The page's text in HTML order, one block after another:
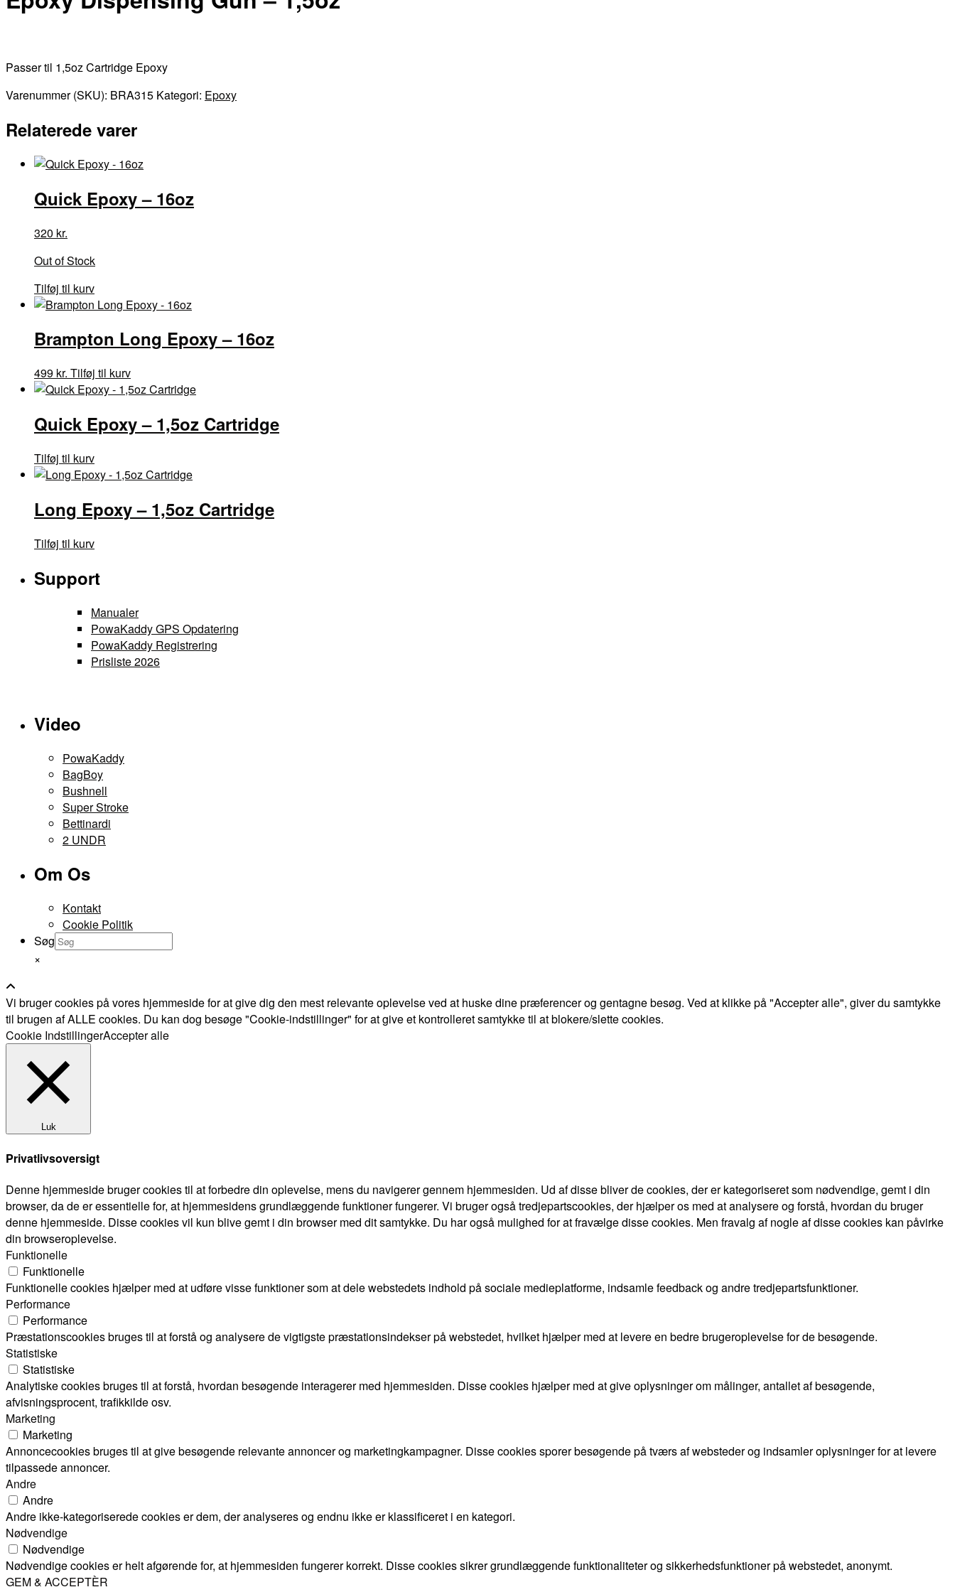
Passer til 1,5oz Cartridge Epoxy
Varenummer (SKU): BRA315 Kategori: Epoxy
Relaterede varer
Quick Epoxy – 16oz
320 kr.
Out of Stock
Tilføj til kurv
Brampton Long Epoxy – 16oz
499 kr. Tilføj til kurv
Quick Epoxy – 1,5oz Cartridge
Tilføj til kurv
Long Epoxy – 1,5oz Cartridge
Tilføj til kurv
Support
Manualer
PowaKaddy GPS Opdatering
PowaKaddy Registrering
Prisliste 2026
Video
PowaKaddy
BagBoy
Bushnell
Super Stroke
Bettinardi
2 UNDR
Om Os
Kontakt
Cookie Politik
Søg
×
Vi bruger cookies på vores hjemmeside for at give dig den mest relevante oplevelse ved at huske dine præferencer og gentagne besøg. Ved at klikke på "Accepter alle", giver du samtykke
til brugen af ALLE cookies. Du kan dog besøge "Cookie-indstillinger" for at give et kontrolleret samtykke til at blokere/slette cookies.
Cookie IndstillingerAccepter alle
Luk
Privatlivsoversigt
Denne hjemmeside bruger cookies til at forbedre din oplevelse, mens du navigerer gennem hjemmesiden. Ud af disse bliver de cookies, der er kategoriseret som nødvendige, gemt i din
browser, da de er essentielle for, at hjemmesidens grundlæggende funktioner fungerer. Vi bruger også tredjepartscookies, der hjælper os med at analysere og forstå, hvordan du bruger
denne hjemmeside. Disse cookies vil kun blive gemt i din browser med dit samtykke. Du har også mulighed for at fravælge disse cookies. Men fravalg af nogle af disse cookies kan påvirke
din browseroplevelse.
Funktionelle
Funktionelle
Funktionelle cookies hjælper med at udføre visse funktioner som at dele webstedets indhold på sociale medieplatforme, indsamle feedback og andre tredjepartsfunktioner.
Performance
Performance
Præstationscookies bruges til at forstå og analysere de vigtigste præstationsindekser på webstedet, hvilket hjælper med at levere en bedre brugeroplevelse for de besøgende.
Statistiske
Statistiske
Analytiske cookies bruges til at forstå, hvordan besøgende interagerer med hjemmesiden. Disse cookies hjælper med at give oplysninger om målinger, antallet af besøgende,
afvisningsprocent, trafikkilde osv.
Marketing
Marketing
Annoncecookies bruges til at give besøgende relevante annoncer og marketingkampagner. Disse cookies sporer besøgende på tværs af websteder og indsamler oplysninger for at levere
tilpassede annoncer.
Andre
Andre
Andre ikke-kategoriserede cookies er dem, der analyseres og endnu ikke er klassificeret i en kategori.
Nødvendige
Nødvendige
Nødvendige cookies er helt afgørende for, at hjemmesiden fungerer korrekt. Disse cookies sikrer grundlæggende funktionaliteter og sikkerhedsfunktioner på webstedet, anonymt.
GEM & ACCEPTÈR